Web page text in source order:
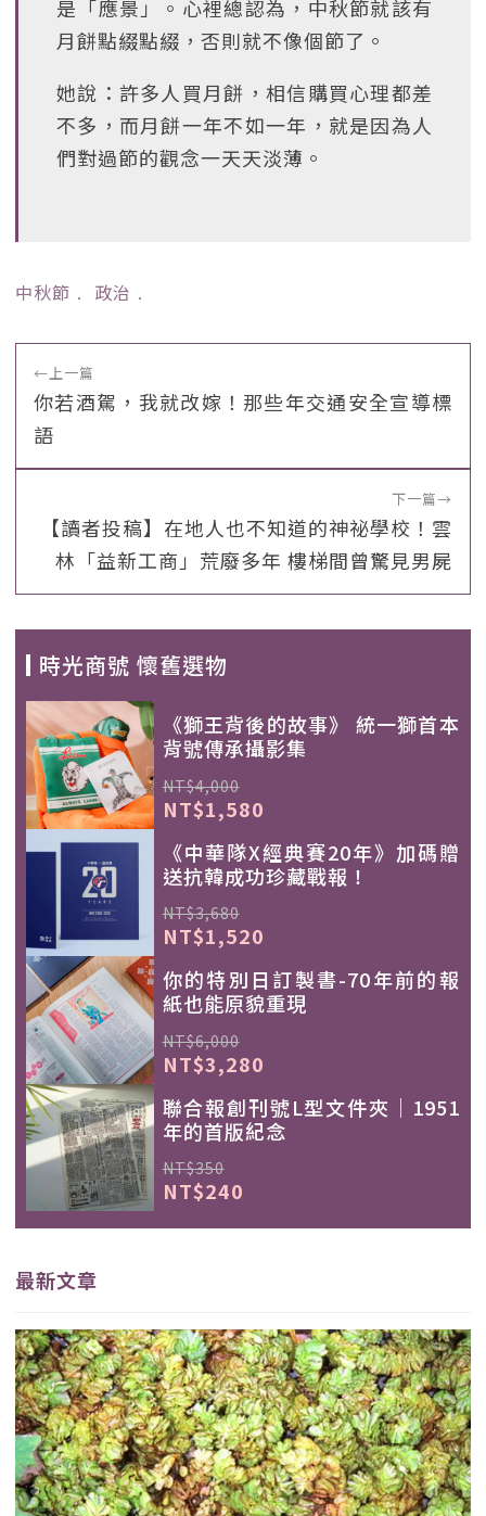
是「應景」。心裡總認為，中秋節就該有
月餅點綴點綴，否則就不像個節了。
她說：許多人買月餅，相信購買心理都差
不多，而月餅一年不如一年，就是因為人
們對過節的觀念一天天淡薄。
中秋節 ﹒ 政治 ﹒
←上一篇
你若酒駕，我就改嫁！那些年交通安全宣導標
語
下一篇→
【讀者投稿】在地人也不知道的神祕學校！雲
林「益新工商」荒廢多年 樓梯間曾驚見男屍
時光商號 懷舊選物
《獅王背後的故事》 統一獅首本
背號傳承攝影集
NT$4,000
NT$1,580
《中華隊X經典賽20年》加碼贈
送抗韓成功珍藏戰報！
NT$3,680
NT$1,520
你的特別日訂製書-70年前的報
紙也能原貌重現
NT$6,000
NT$3,280
聯合報創刊號L型文件夾｜1951
年的首版紀念
NT$350
NT$240
最新文章